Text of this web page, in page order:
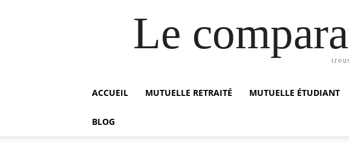
Le
ACCUEIL MUTUELLE RETRAITÉ MUTUELLE ÉTUDIANT
BLOG